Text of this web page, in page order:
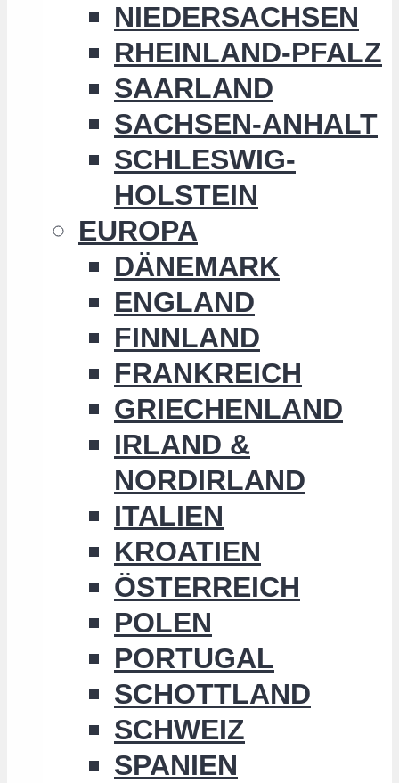
NIEDERSACHSEN
RHEINLAND-PFALZ
SAARLAND
SACHSEN-ANHALT
SCHLESWIG-
HOLSTEIN
EUROPA
DÄNEMARK
ENGLAND
FINNLAND
FRANKREICH
GRIECHENLAND
IRLAND &
NORDIRLAND
ITALIEN
KROATIEN
ÖSTERREICH
POLEN
PORTUGAL
SCHOTTLAND
SCHWEIZ
SPANIEN